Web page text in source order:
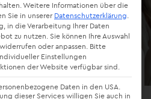
Weitere Informationen über die
Sie in unserer Datenschutzerklärung.
in die Verarbeitung Ihrer Daten
zu nutzen. Sie können Ihre Auswahl
widerrufen oder anpassen. Bitte
Einstellungen
der Website verfügbar sind.
Daten in den USA.
dieser Services willigen Sie auch in